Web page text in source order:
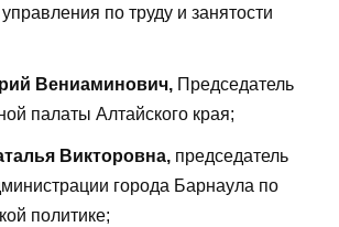
по труду и занятости
Вениаминович, Председатель
палаты Алтайского края;
Викторовна, председатель
города Барнаула по
политике;